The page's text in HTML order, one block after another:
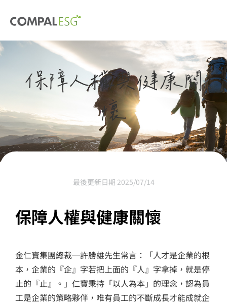
保障人權與健康關
懷
最後更新日期 2025/07/14
保障人權與健康關懷
金仁寶集團總裁─許勝雄先生常言：「人才是企業的根
本，企業的『企』字若把上面的『人』字拿掉，就是停
止的『止』。」仁寶秉持「以人為本」的理念，認為員
工是企業的策略夥伴，唯有員工的不斷成長才能成就企